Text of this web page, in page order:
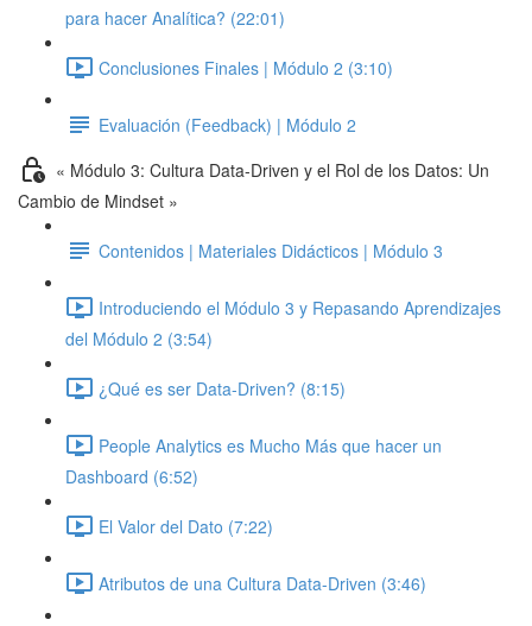
para hacer Analítica? (22:01)
Conclusiones Finales | Módulo 2 (3:10)
Evaluación (Feedback) | Módulo 2
« Módulo 3: Cultura Data-Driven y el Rol de los Datos: Un
Cambio de Mindset »
Contenidos | Materiales Didácticos | Módulo 3
Introduciendo el Módulo 3 y Repasando Aprendizajes
del Módulo 2 (3:54)
¿Qué es ser Data-Driven? (8:15)
People Analytics es Mucho Más que hacer un
Dashboard (6:52)
El Valor del Dato (7:22)
Atributos de una Cultura Data-Driven (3:46)